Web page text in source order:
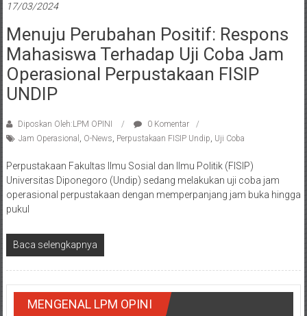
17/03/2024
Menuju Perubahan Positif: Respons
Mahasiswa Terhadap Uji Coba Jam
Operasional Perpustakaan FISIP
UNDIP
Diposkan Oleh:LPM OPINI
0 Komentar
Jam Operasional , O-News, Perpustakaan FISIP Undip, Uji Coba
Perpustakaan Fakultas Ilmu Sosial dan Ilmu Politik (FISIP)
Universitas Diponegoro (Undip) sedang melakukan uji coba jam
operasional perpustakaan dengan memperpanjang jam buka hingga
pukul
Baca selengkapnya
MENGENAL LPM OPINI